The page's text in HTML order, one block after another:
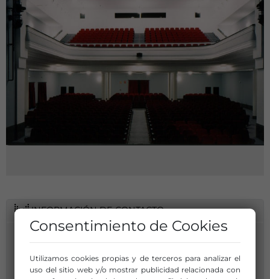
INFORMACIÓN DE CONTACTO
Consentimiento de Cookies
Utilizamos cookies propias y de terceros para analizar el
uso del sitio web y/o mostrar publicidad relacionada con